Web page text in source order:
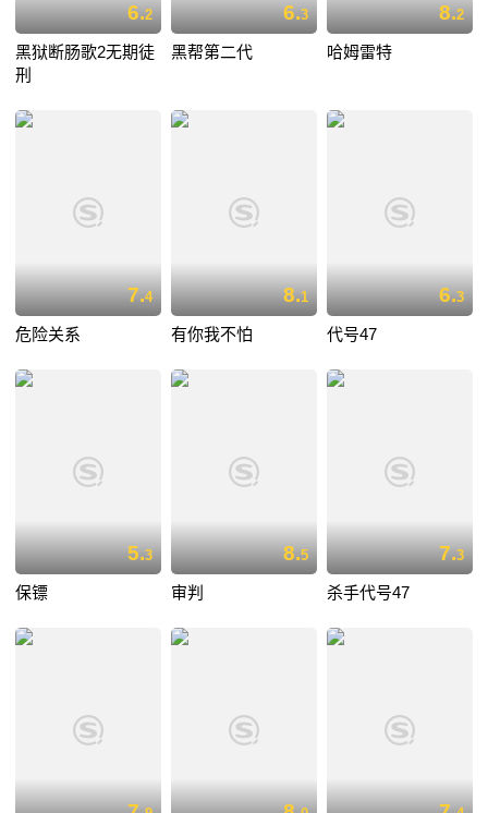
6.2
黑狱断肠歌2无期徒
刑
6.3
黑帮第二代
8.2
哈姆雷特
7.4
危险关系
8.1
有你我不怕
6.3
代号47
5.3
保镖
8.5
审判
7.3
杀手代号47